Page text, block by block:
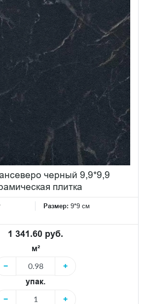
черный 9,9*9,9
плитка
Размер: 9*9 см
1 341.60 руб.
м²
−
+
упак.
−
+